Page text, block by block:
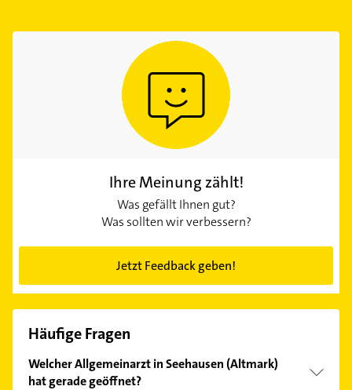
Ihre Meinung zählt!
Was gefällt Ihnen gut?
Was sollten wir verbessern?
Jetzt Feedback geben!
Häufige Fragen
Welcher Allgemeinarzt in Seehausen (Altmark)
hat gerade geöffnet?